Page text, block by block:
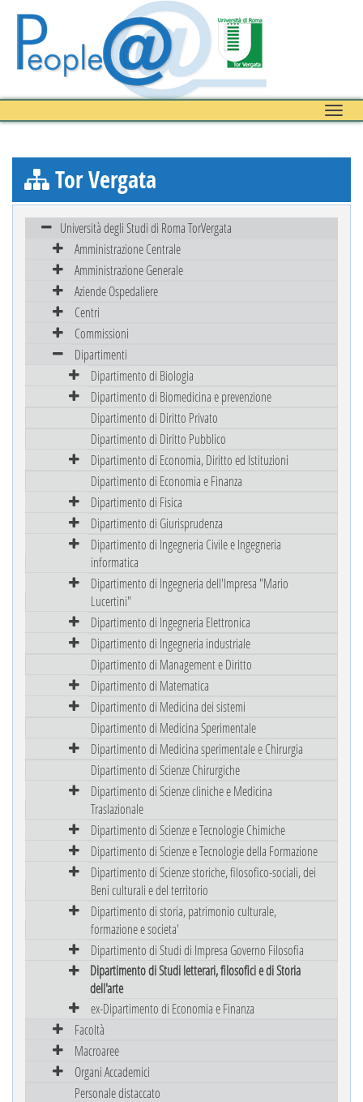
Toggle
Tor Vergata
Università degli Studi di Roma TorVergata
Amministrazione Centrale
Amministrazione Generale
Aziende Ospedaliere
Centri
Commissioni
Dipartimenti
Dipartimento di Biologia
Dipartimento di Biomedicina e prevenzione
Dipartimento di Diritto Privato
Dipartimento di Diritto Pubblico
Dipartimento di Economia, Diritto ed Istituzioni
Dipartimento di Economia e Finanza
Dipartimento di Fisica
Dipartimento di Giurisprudenza
Dipartimento di Ingegneria Civile e Ingegneria
informatica
Dipartimento di Ingegneria dell'Impresa "Mario
Lucertini"
Dipartimento di Ingegneria Elettronica
Dipartimento di Ingegneria industriale
Dipartimento di Management e Diritto
Dipartimento di Matematica
Dipartimento di Medicina dei sistemi
Dipartimento di Medicina Sperimentale
Dipartimento di Medicina sperimentale e Chirurgia
Dipartimento di Scienze Chirurgiche
Dipartimento di Scienze cliniche e Medicina
Traslazionale
Dipartimento di Scienze e Tecnologie Chimiche
Dipartimento di Scienze e Tecnologie della Formazione
Dipartimento di Scienze storiche, filosofico-sociali, dei
Beni culturali e del territorio
Dipartimento di storia, patrimonio culturale,
formazione e societa'
Dipartimento di Studi di Impresa Governo Filosofia
Dipartimento di Studi letterari, filosofici e di Storia
dell'arte
ex-Dipartimento di Economia e Finanza
Facoltà
Macroaree
Organi Accademici
Personale distaccato